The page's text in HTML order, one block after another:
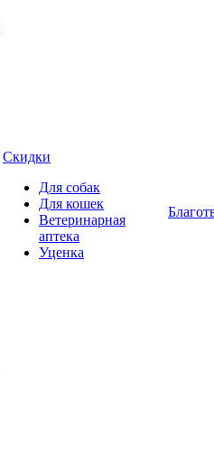
Скидки
Для собак
Для кошек
Ветеринарная
аптека
Уценка